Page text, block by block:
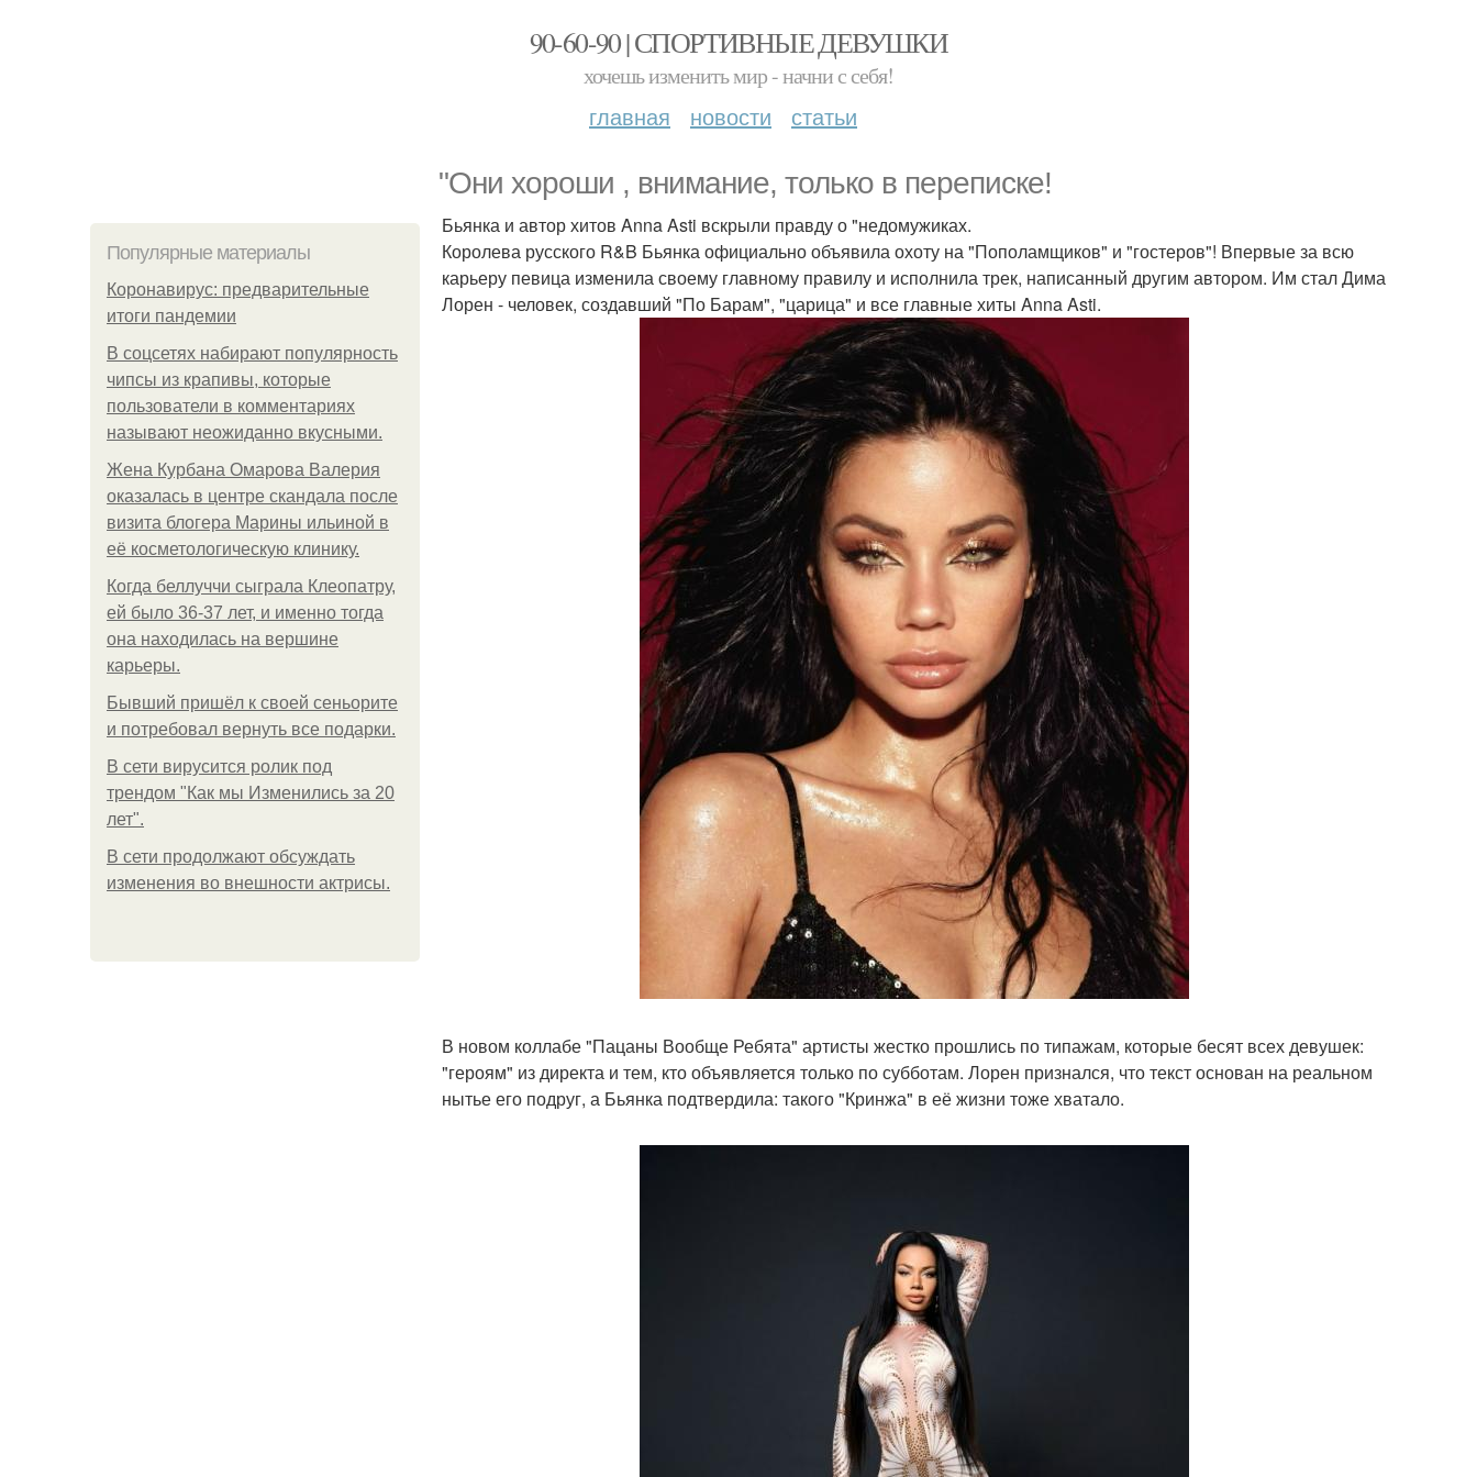
90-60-90 | СПОРТИВНЫЕ ДЕВУШКИ
хочешь изменить мир - начни с себя!
главная новости статьи
"Они хороши , внимание, только в переписке!
Популярные материалы
Коронавирус: предварительные
итоги пандемии
В соцсетях набирают популярность
чипсы из крапивы, которые
пользователи в комментариях
называют неожиданно вкусными.
Жена Курбана Омарова Валерия
оказалась в центре скандала после
визита блогера Марины ильиной в
её косметологическую клинику.
Когда беллуччи сыграла Клеопатру,
ей было 36-37 лет, и именно тогда
она находилась на вершине
карьеры.
Бывший пришёл к своей сеньорите
и потребовал вернуть все подарки.
В сети вирусится ролик под
трендом "Как мы Изменились за 20
лет".
В сети продолжают обсуждать
изменения во внешности актрисы.
Бьянка и автор хитов Anna Asti вскрыли правду о "недомужиках.
Королева русского R&B Бьянка официально объявила охоту на "Пополамщиков" и "гостеров"! Впервые за всю
карьеру певица изменила своему главному правилу и исполнила трек, написанный другим автором. Им стал Дима
Лорен - человек, создавший "По Барам", "царица" и все главные хиты Anna Asti.
В новом коллабе "Пацаны Вообще Ребята" артисты жестко прошлись по типажам, которые бесят всех девушек:
"героям" из директа и тем, кто объявляется только по субботам. Лорен признался, что текст основан на реальном
нытье его подруг, а Бьянка подтвердила: такого "Кринжа" в её жизни тоже хватало.